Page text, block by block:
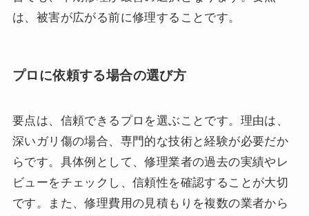
は、被害が広がる前に修理することです。
プロに依頼する場合の選び方
要点は、信頼できるプロを選ぶことです。理由は、
深いガリ傷の場合、専門的な技術と経験が必要だか
らです。具体例として、修理業者の過去の実績やレ
ビューをチェックし、信頼性を確認することが大切
です。また、修理費用の見積もりを複数の業者から